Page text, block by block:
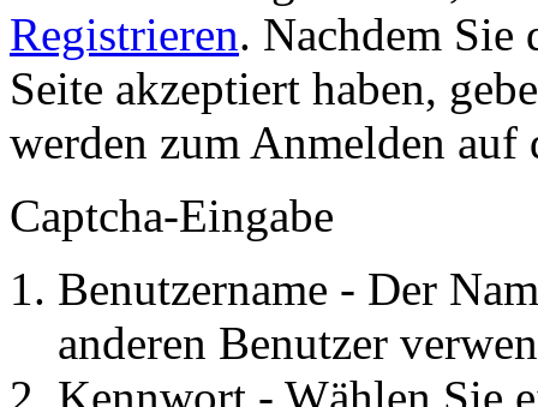
Registrieren. Nachdem Sie
Seite akzeptiert haben,
werden zum Anmelden auf
Captcha-Eingabe
Benutzername - Der
anderen Benutzer